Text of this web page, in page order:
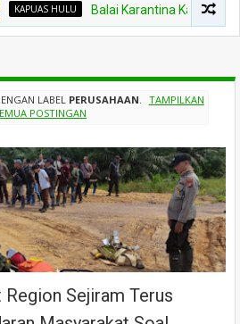
HULU Balai Karantina Kalbar Tinjau
LABEL PERUSAHAAN. TAMPILKAN
POSTINGAN
Region Sejiram Terus